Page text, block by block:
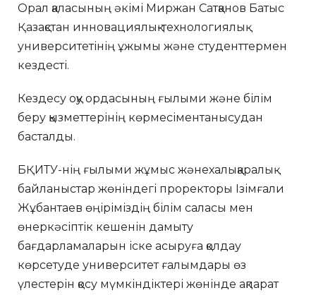
Орал қаласының әкімі Миржан Сатқанов Батыс
Қазақстан инновациялық-технологиялық
университетінің ұжымы және студенттермен
кездесті.
Кездесу оқу ордасының ғылыми және білім
беру қызметтерінің көрмесіментанысудан
басталды.
БҚИТУ-нің ғылыми жұмыс жәнехалықаралық
байланыстар жөніндегі проректоры Ізімғали
Жұбантаев өңіріміздің білім саласы мен
өнеркәсіптік кешенін дамыту
бағдарламаларын іске асыруға қолдау
көрсетуде университет ғалымдары өз
үлестерін қосу мүмкіндіктері жөнінде ақпарат